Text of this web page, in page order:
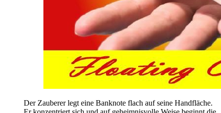
Der Zauberer legt eine Banknote flach auf seine Handfläche.